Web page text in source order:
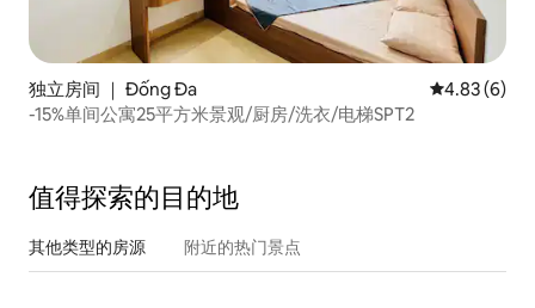
独立房间 ｜ Đống Đa 平均评分
4.83 (6)
-15%单间公寓25平方米景观/厨房/洗衣/电梯SPT2
值得探索的目的地
其他类型的房源 附近的热门景点